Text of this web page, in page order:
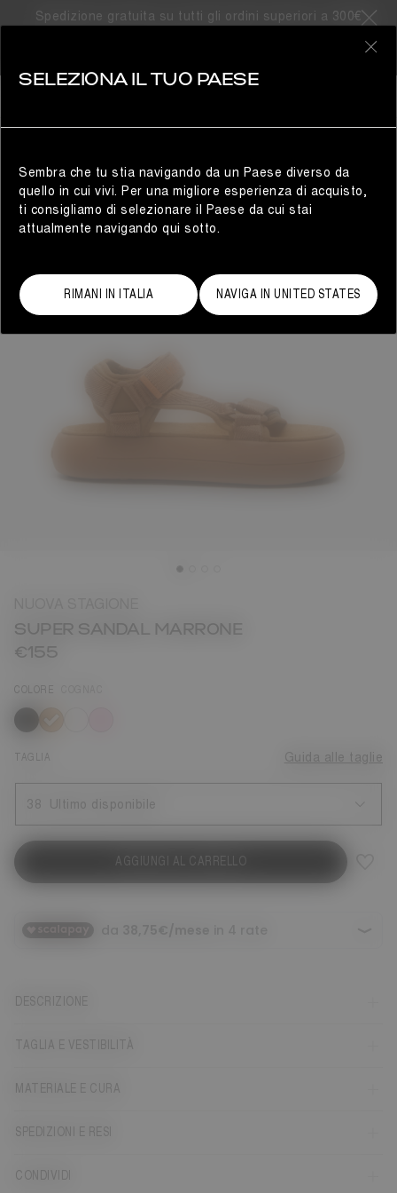
Spedizione gratuita su tutti gli ordini superiori a 300€
SUPER SANDAL MARRONE
€155
COLORE
selezionato
TAGLIA Guida alle taglie
38 Ultimo disponibile
AGGIUNGI AL CARRELLO
DESCRIZIONE
TAGLIA E VESTIBILITÀ
MATERIALE E CURA
SPEDIZIONI E RESI
CONDIVIDI
SELEZIONA IL TUO PAESE
Sembra che tu stia navigando da un Paese diverso da
quello in cui vivi. Per una migliore esperienza di acquisto,
ti consigliamo di selezionare il Paese da cui stai
attualmente navigando qui sotto.
RIMANI IN ITALIA NAVIGA IN UNITED STATES